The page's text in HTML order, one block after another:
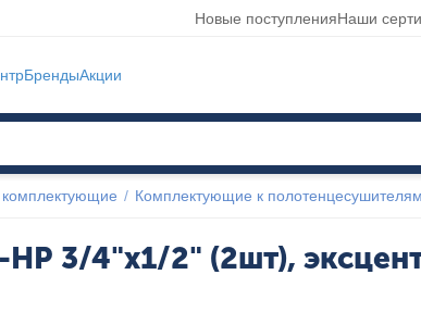
Новые поступленияНаши
БрендыАкции
/ Комплектующие к полотенцесушителям
3/4"х1/2" (2шт),